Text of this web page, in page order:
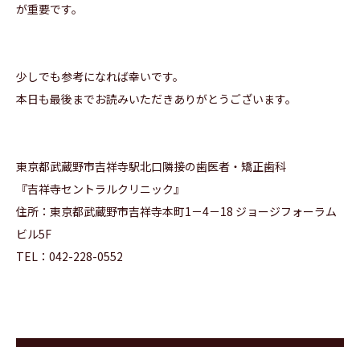
が重要です。
少しでも参考になれば幸いです。
本日も最後までお読みいただきありがとうございます。
東京都武蔵野市吉祥寺駅北口隣接の歯医者・矯正歯科
『吉祥寺セントラルクリニック』
住所： 東京都武蔵野市吉祥寺本町1－4－18 ジョージフォーラム
ビル5F
TEL：042-228-0552